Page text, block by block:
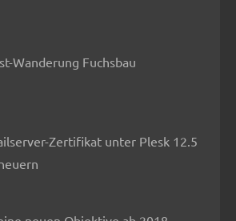
Wanderung Fuchsbau
Zertifikat unter Plesk 12.5